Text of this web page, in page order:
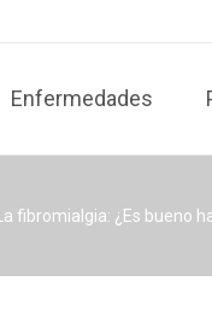
Enfermedades
La fibromialgia: ¿Es bueno